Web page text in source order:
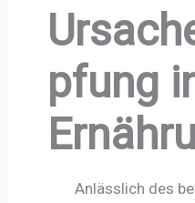
pfung
Anlässlich des